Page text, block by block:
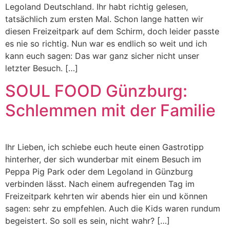
Legoland Deutschland. Ihr habt richtig gelesen,
tatsächlich zum ersten Mal. Schon lange hatten wir
diesen Freizeitpark auf dem Schirm, doch leider passte
es nie so richtig. Nun war es endlich so weit und ich
kann euch sagen: Das war ganz sicher nicht unser
letzter Besuch. […]
SOUL FOOD Günzburg:
Schlemmen mit der Familie
Ihr Lieben, ich schiebe euch heute einen Gastrotipp
hinterher, der sich wunderbar mit einem Besuch im
Peppa Pig Park oder dem Legoland in Günzburg
verbinden lässt. Nach einem aufregenden Tag im
Freizeitpark kehrten wir abends hier ein und können
sagen: sehr zu empfehlen. Auch die Kids waren rundum
begeistert. So soll es sein, nicht wahr? […]